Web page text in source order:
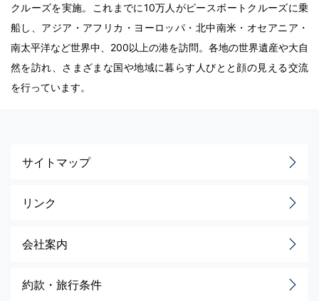
クルーズを実施。これまでに10万人がピースボートクルーズに乗
船し、アジア・アフリカ・ヨーロッパ・北中南米・オセアニア・
南太平洋など世界中、200以上の港を訪問。各地の世界遺産や大自
然を訪れ、さまざまな国や地域に暮らす人びとと顔の見える交流
を行っています。
サイトマップ
リンク
会社案内
約款・旅行条件